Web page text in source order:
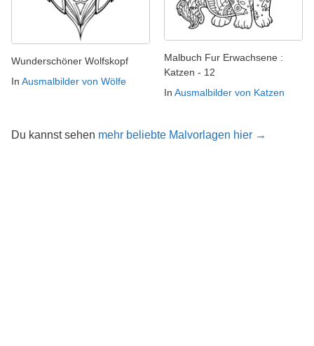
Wunderschöner Wolfskopf
In Ausmalbilder von Wölfe
Malbuch Fur Erwachsene :
Katzen - 12
In Ausmalbilder von Katzen
Du kannst sehen mehr beliebte Malvorlagen hier →